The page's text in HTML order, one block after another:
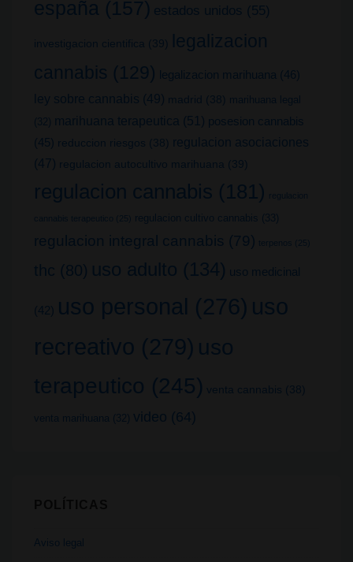
españa (157) estados unidos (55)
investigacion cientifica (39)
legalizacion
cannabis (129) legalizacion marihuana (46)
ley sobre cannabis (49) madrid (38)
marihuana legal
(32)
marihuana terapeutica (51) posesion cannabis
(45) reduccion riesgos (38)
regulacion asociaciones
(47) regulacion autocultivo marihuana (39)
regulacion cannabis (181) regulacion
cannabis terapeutico (25) regulacion cultivo cannabis (33)
regulacion integral cannabis (79) terpenos (25)
thc (80) uso adulto (134) uso medicinal
(42) uso personal (276) uso
recreativo (279) uso
terapeutico (245) venta cannabis (38)
venta marihuana (32) video (64)
Aviso legal